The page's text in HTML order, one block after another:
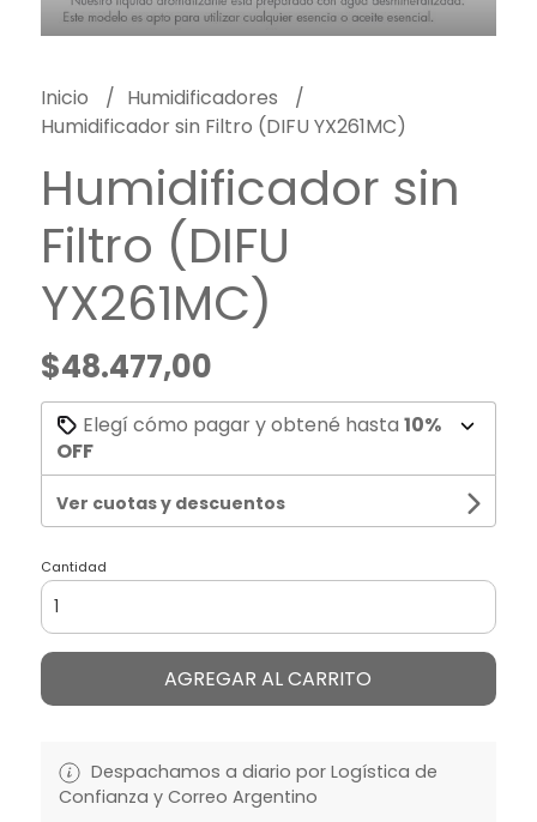
Inicio
Humidificadores
Humidificador sin Filtro (DIFU YX261MC)
Humidificador sin
Filtro (DIFU
YX261MC)
$48.477,00
Elegí cómo pagar y obtené hasta 10%
OFF
Ver cuotas y descuentos
Cantidad
AGREGAR AL CARRITO
Despachamos a diario por Logística de
Confianza y Correo Argentino